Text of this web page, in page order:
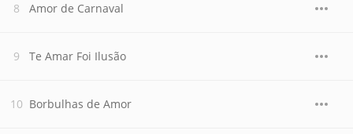
Amor de Carnaval
Te Amar Foi Ilusão
Borbulhas de Amor